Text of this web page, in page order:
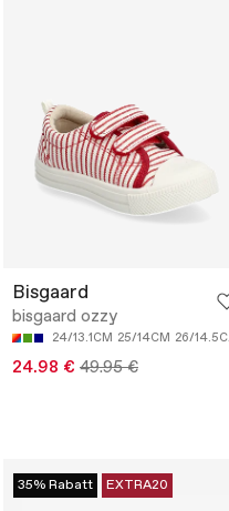
Bisgaard
bisgaard ozzy
24/13.1CM 25/14CM 26/14.5CM
24.98 € 49.95 €
35% Rabatt EXTRA20